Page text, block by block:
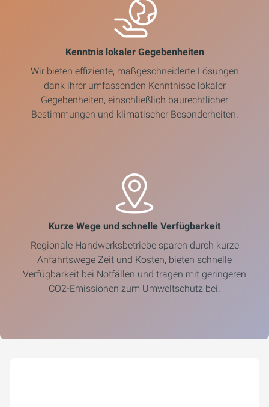
Kenntnis lokaler Gegebenheiten
Wir bieten effiziente, maßgeschneiderte Lösungen
dank ihrer umfassenden Kenntnisse lokaler
Gegebenheiten, einschließlich baurechtlicher
Bestimmungen und klimatischer Besonderheiten.
Kurze Wege und schnelle Verfügbarkeit
Regionale Handwerksbetriebe sparen durch kurze
Anfahrtswege Zeit und Kosten, bieten schnelle
Verfügbarkeit bei Notfällen und tragen mit geringeren
CO2-Emissionen zum Umweltschutz bei.